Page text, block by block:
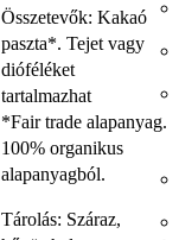
Összetevők: Kakaó
paszta*. Tejet vagy
dióféléket
tartalmazhat
*Fair trade alapanyag.
100% organikus
alapanyagból.
Tárolás: Száraz,